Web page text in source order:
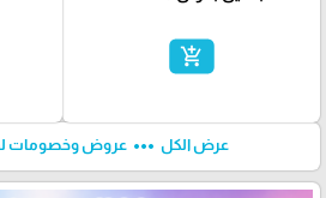
add_shopping_cart
عرض الكل more_horiz عروض وخصومات